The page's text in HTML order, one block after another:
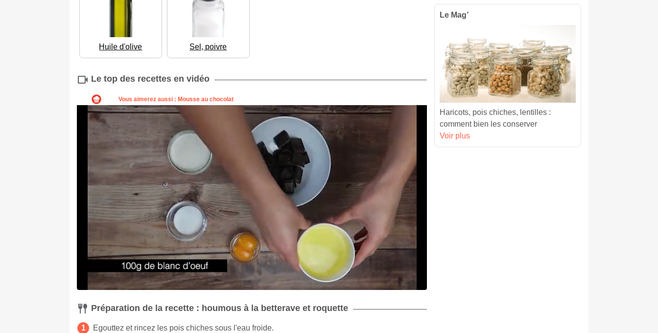
Huile d'olive Sel, poivre
Le top des recettes en vidéo
Préparation de la recette : houmous à la betterave et roquette
Egouttez et rincez les pois chiches sous l'eau froide.
Le Mag’
Haricots, pois chiches, lentilles :
comment bien les conserver
Voir plus